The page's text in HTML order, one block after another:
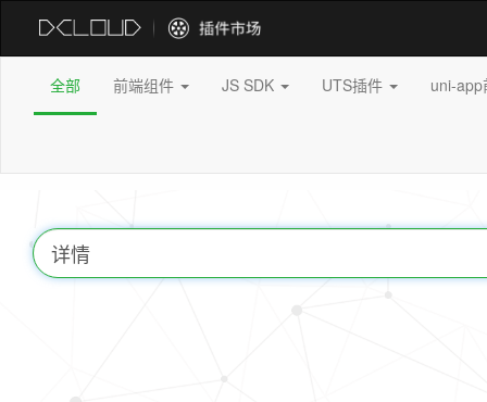
全部 前端组件 JS SDK UTS插件 uni-